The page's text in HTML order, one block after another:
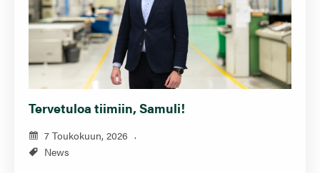
Tervetuloa tiimiin, Samuli!
7 Toukokuun, 2026
News